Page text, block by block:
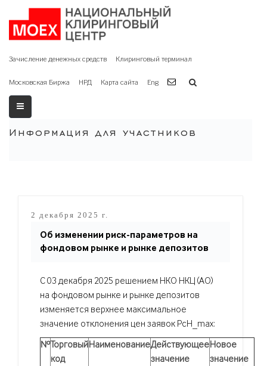
Зачисление денежных средств Клиринговый терминал
Московская Биржа НРД Карта сайта Eng
Информация для участников
2 декабря 2025 г.
Об изменении риск-параметров на
фондовом рынке и рынке депозитов
С 03 декабря 2025 решением НКО НКЦ (АО)
на фондовом рынке и рынке депозитов
изменяется верхнее максимальное
значение отклонения цен заявок PcH_max:
№ Торговый
код
НаименованиеДействующее
значение
Новое
значение